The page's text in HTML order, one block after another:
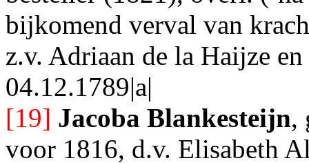
bijkomend verval van
z.v. Adriaan de la Haijze
04.12.1789|a|
[19] Jacoba Blankesteijn,
voor 1816, d.v. Elisabeth